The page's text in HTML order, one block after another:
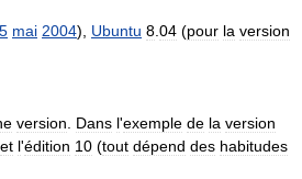
5 mai 2004), Ubuntu 8.04 (pour la version
version. Dans l'exemple de la version
et l'édition 10 (tout dépend des habitudes